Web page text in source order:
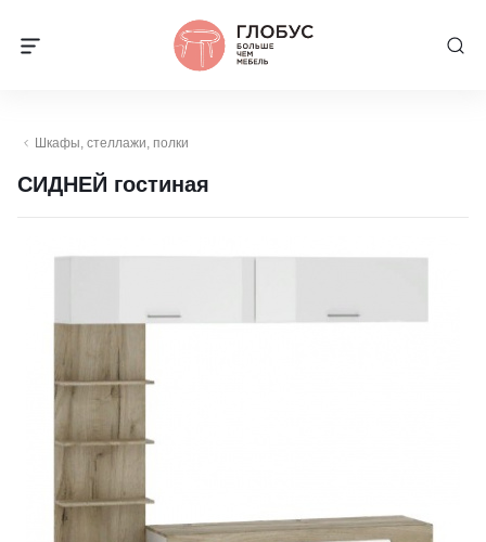
Шкафы, стеллажи, полки
СИДНЕЙ гостиная